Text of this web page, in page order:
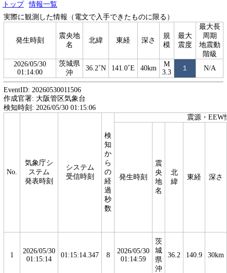
トップ
情報一覧
実際に観測した情報（電文で入手できたものに限る）
発生時刻
震央地
名
北緯 東経 深さ
規
模
最大
震度
最大長
周期
地震動
階級
2026/05/30
01:14:00
茨城県
沖
36.2˚N 141.0˚E 40km
M
3.3
１ N/A
EventID: 20260530011506
作成官署: 大阪管区気象台
検知時刻: 2026/05/30 01:15:06
No.
気象庁シ
ステム
発表時刻
システム
受信時刻
検
知
か
ら
の
経
過
秒
数
震源・EEW
発生時刻
震
央
地
名
北
緯
東経 深さ
1
2026/05/30
01:15:14
01:15:14.347 8
2026/05/30
01:14:59
茨
城
県
沖
36.2 140.9 30km